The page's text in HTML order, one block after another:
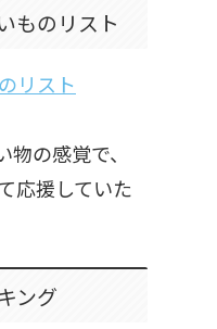
ものリスト
リスト
の感覚で、
応援していた
ング